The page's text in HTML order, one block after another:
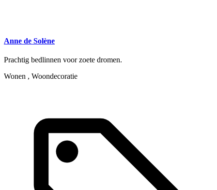
Anne de Solène
Prachtig bedlinnen voor zoete dromen.
Wonen , Woondecoratie